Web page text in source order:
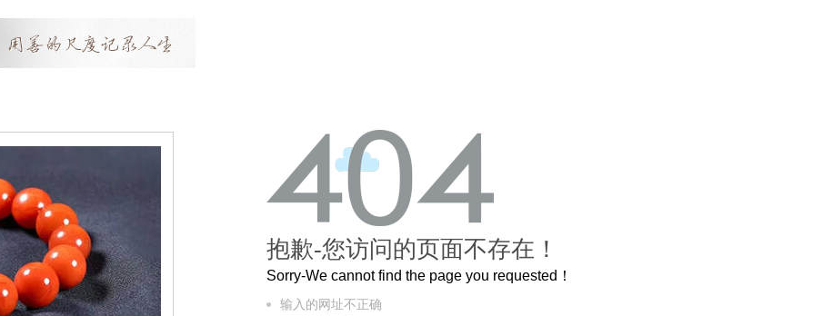
抱歉-您访问的页面不存在！
Sorry-We cannot find the page you requested！
输入的网址不正确